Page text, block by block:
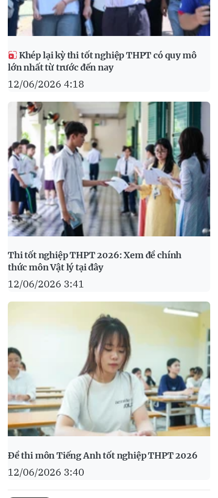
Khép lại kỳ thi tốt nghiệp THPT có quy mô
lớn nhất từ trước đến nay
12/06/2026 4:18
Thi tốt nghiệp THPT 2026: Xem đề chính
thức môn Vật lý tại đây
12/06/2026 3:41
Đề thi môn Tiếng Anh tốt nghiệp THPT 2026
12/06/2026 3:40